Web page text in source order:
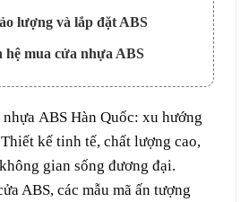
lượng và lắp đặt ABS
hệ mua cửa nhựa ABS
nhựa ABS Hàn Quốc: xu hướng
kế tinh tế, chất lượng cao,
gian sống đương đại.
ABS, các mẫu mã ấn tượng